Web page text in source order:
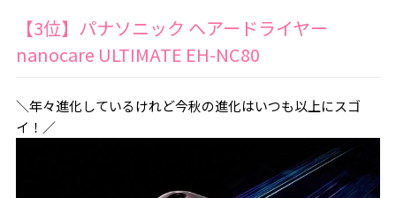
【3位】パナソニック ヘアードライヤー
nanocare ULTIMATE EH-NC80
＼年々進化しているけれど今秋の進化はいつも以上にスゴ
イ！／